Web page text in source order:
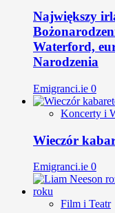
Największy
Waterford,
Narodzenia
Emigranci.ie 0
Koncerty i
Wieczór
Emigranci.ie 0
Film i Teatr